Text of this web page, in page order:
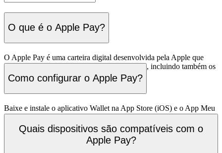
O que é o Apple Pay?
O Apple Pay é uma carteira digital desenvolvida pela Apple que
permite aos usuários incluírem os seus cartões, incluindo também os
cartões Alelo Alimentação e Alelo Refeição.
Como configurar o Apple Pay?
Baixe e instale o aplicativo Wallet na App Store (iOS) e o App Meu
Alelo.
Abra o aplicativo Meu Alelo e siga as instruções a partir da tela de
detalhes do produto Alimentação ou Refeição:
Quais dispositivos são compatíveis com o
Apple Pay?